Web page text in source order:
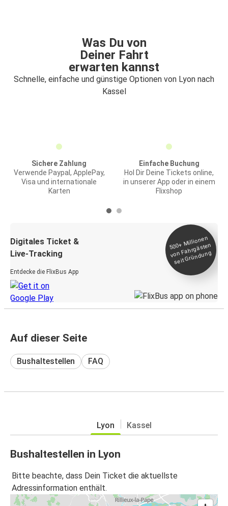
Was Du von
Deiner Fahrt
erwarten kannst
Schnelle, einfache und günstige Optionen von Lyon nach
Kassel
Sichere Zahlung
Verwende Paypal, ApplePay,
Visa und internationale
Karten
Einfache Buchung
Hol Dir Deine Tickets online,
in unserer App oder in einem
Flixshop
Digitales Ticket &
Live-Tracking
Entdecke die FlixBus App
500+
Millionen
von Fahrgästen
seit
Gründung
Auf dieser Seite
Bushaltestellen FAQ
Lyon Kassel
Bushaltestellen in Lyon
Bitte beachte, dass Dein Ticket die aktuellste
Adressinformation enthält.